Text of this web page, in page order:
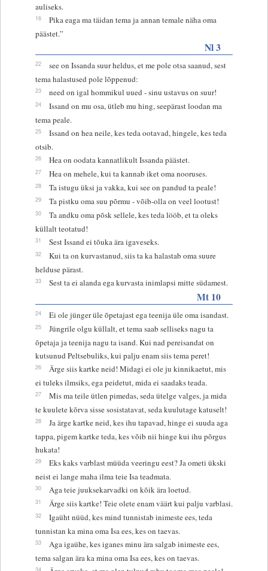
auliseks.
16
Pika eaga ma täidan tema ja annan temale näha oma
päästet.”
Nl 3
22
see on Issanda suur heldus, et me pole otsa saanud, sest
tema halastused pole lõppenud:
23 need on igal hommikul uued - sinu ustavus on suur!
24
Issand on mu osa, ütleb mu hing, seepärast loodan ma
tema peale.
25
Issand on hea neile, kes teda ootavad, hingele, kes teda
otsib.
26 Hea on oodata kannatlikult Issanda päästet.
27 Hea on mehele, kui ta kannab iket oma nooruses.
28 Ta istugu üksi ja vakka, kui see on pandud ta peale!
29 Ta pistku oma suu põrmu - võib-olla on veel lootust!
30
Ta andku oma põsk sellele, kes teda lööb, et ta oleks
küllalt teotatud!
31 Sest Issand ei tõuka ära igaveseks.
32
Kui ta on kurvastanud, siis ta ka halastab oma suure
helduse pärast.
33 Sest ta ei alanda ega kurvasta inimlapsi mitte südamest.
Mt 10
24 Ei ole jünger üle õpetajast ega teenija üle oma isandast.
25
Jüngrile olgu küllalt, et tema saab selliseks nagu ta
õpetaja ja teenija nagu ta isand. Kui nad pereisandat on
kutsunud Peltsebuliks, kui palju enam siis tema peret!
26
Ärge siis kartke neid! Midagi ei ole ju kinnikaetut, mis
ei tuleks ilmsiks, ega peidetut, mida ei saadaks teada.
27
Mis ma teile ütlen pimedas, seda ütelge valges, ja mida
te kuulete kõrva sisse sosistatavat, seda kuulutage katuselt!
28
Ja ärge kartke neid, kes ihu tapavad, hinge ei suuda aga
tappa, pigem kartke teda, kes võib nii hinge kui ihu põrgus
hukata!
29
Eks kaks varblast müüda veeringu eest? Ja ometi ükski
neist ei lange maha ilma teie Isa teadmata.
30 Aga teie juuksekarvadki on kõik ära loetud.
31 Ärge siis kartke! Teie olete enam väärt kui palju varblasi.
32
Igaüht nüüd, kes mind tunnistab inimeste ees, teda
tunnistan ka mina oma Isa ees, kes on taevas.
33
Aga igaühe, kes iganes minu ära salgab inimeste ees,
tema salgan ära ka mina oma Isa ees, kes on taevas.
34